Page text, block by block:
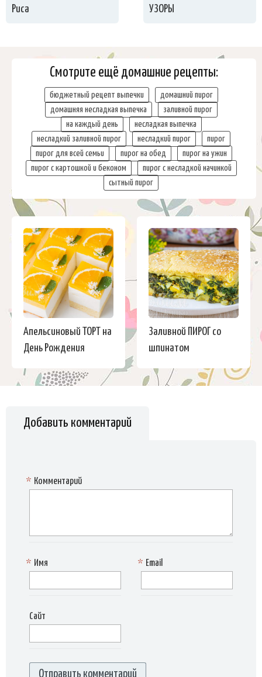
Риса
УЗОРЫ
Смотрите ещё домашние рецепты:
бюджетный рецепт выпечки
домашний пирог
домашняя несладкая выпечка
заливной пирог
на каждый день
несладкая выпечка
несладкий заливной пирог
несладкий пирог
пирог
пирог для всей семьи
пирог на обед
пирог на ужин
пирог с картошкой и беконом
пирог с несладкой начинкой
сытный пирог
Апельсиновый ТОРТ на
День Рождения
Заливной ПИРОГ со
шпинатом
Добавить комментарий
Комментарий
*
Имя
* Email
*
Сайт